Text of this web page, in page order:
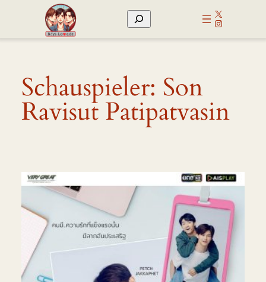
Suchen
X
Instagram
Schauspieler: Son
Ravisut Patipatvasin